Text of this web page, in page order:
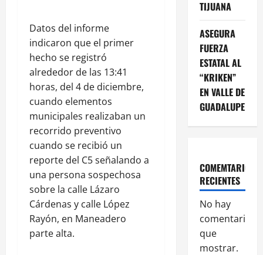
Datos del informe
indicaron que el primer
hecho se registró
alrededor de las 13:41
horas, del 4 de diciembre,
cuando elementos
municipales realizaban un
recorrido preventivo
cuando se recibió un
reporte del C5 señalando a
una persona sospechosa
sobre la calle Lázaro
Cárdenas y calle López
Rayón, en Maneadero
parte alta.
TIJUANA
ASEGURA
FUERZA
ESTATAL AL
“KRIKEN”
EN VALLE DE
GUADALUPE
COMEMTARIOS
RECIENTES
No hay
comentarios
que
mostrar.